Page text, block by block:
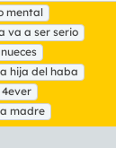
mental
va a ser serio
hija del haba
madre